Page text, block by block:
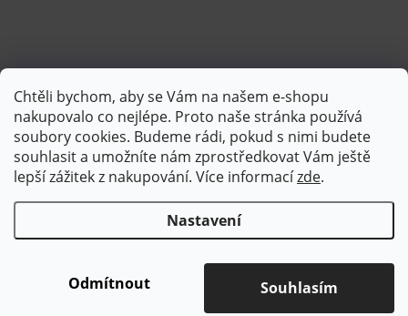
Chtěli bychom, aby se Vám na našem e-shopu
nakupovalo co nejlépe. Proto naše stránka používá
soubory cookies. Budeme rádi, pokud s nimi budete
souhlasit a umožníte nám zprostředkovat Vám ještě
lepší zážitek z nakupování. Více informacízde.
Nastavení
Odmítnout Souhlasím
Sledovat na Instagramu
Copyright 2026Brotex | Kvalitní bytový textil. Všechna práva
Upravit nastavení cookies